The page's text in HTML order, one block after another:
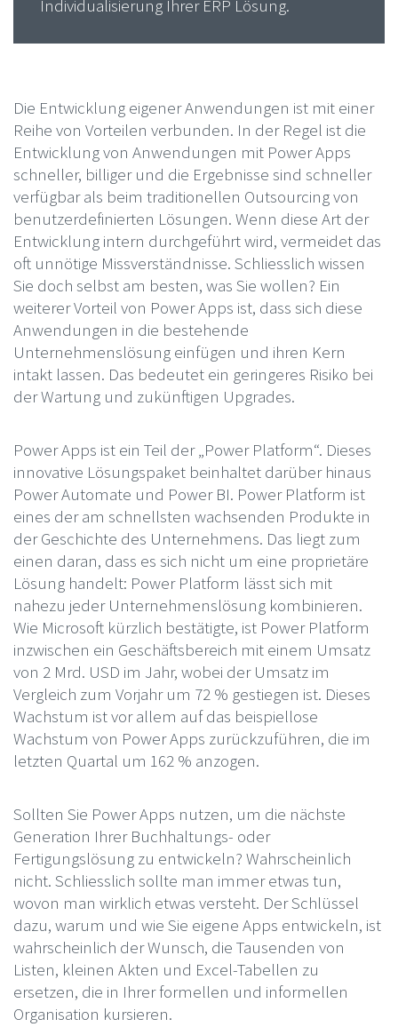
Individualisierung Ihrer ERP Lösung.
Die Entwicklung eigener Anwendungen ist mit einer
Reihe von Vorteilen verbunden. In der Regel ist die
Entwicklung von Anwendungen mit Power Apps
schneller, billiger und die Ergebnisse sind schneller
verfügbar als beim traditionellen Outsourcing von
benutzerdefinierten Lösungen. Wenn diese Art der
Entwicklung intern durchgeführt wird, vermeidet das
oft unnötige Missverständnisse. Schliesslich wissen
Sie doch selbst am besten, was Sie wollen? Ein
weiterer Vorteil von Power Apps ist, dass sich diese
Anwendungen in die bestehende
Unternehmenslösung einfügen und ihren Kern
intakt lassen. Das bedeutet ein geringeres Risiko bei
der Wartung und zukünftigen Upgrades.
Power Apps ist ein Teil der „Power Platform“. Dieses
innovative Lösungspaket beinhaltet darüber hinaus
Power Automate und Power BI. Power Platform ist
eines der am schnellsten wachsenden Produkte in
der Geschichte des Unternehmens. Das liegt zum
einen daran, dass es sich nicht um eine proprietäre
Lösung handelt: Power Platform lässt sich mit
nahezu jeder Unternehmenslösung kombinieren.
Wie Microsoft kürzlich bestätigte, ist Power Platform
inzwischen ein Geschäftsbereich mit einem Umsatz
von 2 Mrd. USD im Jahr, wobei der Umsatz im
Vergleich zum Vorjahr um 72 % gestiegen ist. Dieses
Wachstum ist vor allem auf das beispiellose
Wachstum von Power Apps zurückzuführen, die im
letzten Quartal um 162 % anzogen.
Sollten Sie Power Apps nutzen, um die nächste
Generation Ihrer Buchhaltungs- oder
Fertigungslösung zu entwickeln? Wahrscheinlich
nicht. Schliesslich sollte man immer etwas tun,
wovon man wirklich etwas versteht. Der Schlüssel
dazu, warum und wie Sie eigene Apps entwickeln, ist
wahrscheinlich der Wunsch, die Tausenden von
Listen, kleinen Akten und Excel-Tabellen zu
ersetzen, die in Ihrer formellen und informellen
Organisation kursieren.